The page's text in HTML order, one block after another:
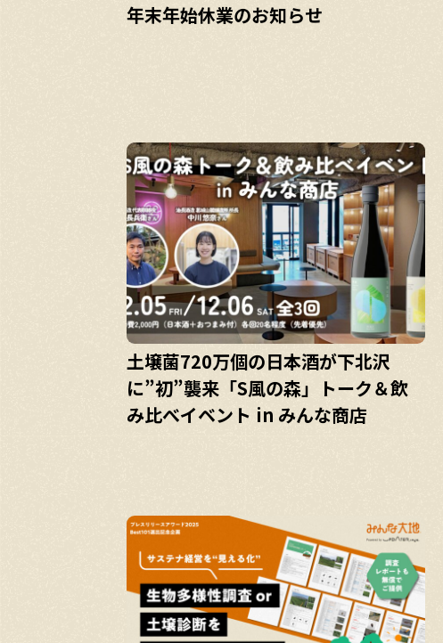
年末年始休業のお知らせ
土壌菌720万個の日本酒が下北沢
に”初”襲来「S風の森」トーク＆飲
み比べイベント in みんな商店